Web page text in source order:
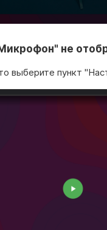
не
выберите пункт